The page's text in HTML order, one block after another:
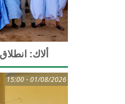
ألاك:
01/08/2026 - 15:00